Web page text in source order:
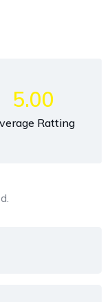
5.00
Ratting